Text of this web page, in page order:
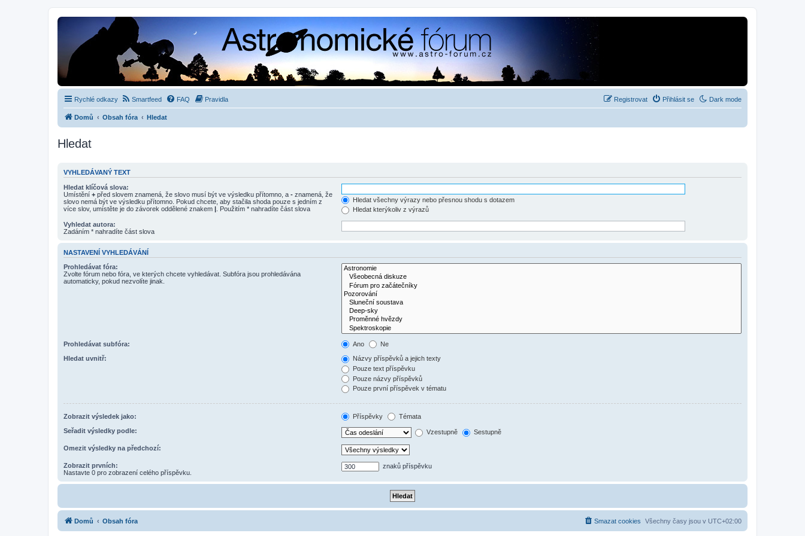
Rychlé odkazy Dark mode
Smartfeed FAQ Pravidla Přihlásit se
Registrovat
Domů Obsah fóra Hledat
Hledat
VYHLEDÁVANÝ TEXT
Hledat klíčová slova:
Umístění + před slovem znamená, že slovo musí být ve výsledku přítomno, a - znamená, že
slovo nemá být ve výsledku přítomno. Pokud chcete, aby stačila shoda pouze s jedním z
více slov, umístěte je do závorek oddělené znakem | . Použitím * nahradíte část slova
Hledat všechny výrazy nebo přesnou shodu s dotazem
Hledat kterýkoliv z výrazů
Vyhledat autora:
Zadáním * nahradíte část slova
NASTAVENÍ VYHLEDÁVÁNÍ
Prohledávat fóra:
Zvolte fórum nebo fóra, ve kterých chcete vyhledávat. Subfóra jsou prohledávána
automaticky, pokud nezvolíte jinak.
Prohledávat subfóra: Ano Ne
Hledat uvnitř:
Názvy příspěvků a jejich texty
Pouze text příspěvku
Pouze názvy příspěvků
Pouze první příspěvek v tématu
Zobrazit výsledek jako: Příspěvky Témata
Seřadit výsledky podle: Vzestupně Sestupně
Omezit výsledky na předchozí:
Zobrazit prvních:
Nastavte 0 pro zobrazení celého příspěvku.
znaků příspěvku
Domů Obsah fóra Všechny časy jsou v UTC+02:00
Smazat cookies